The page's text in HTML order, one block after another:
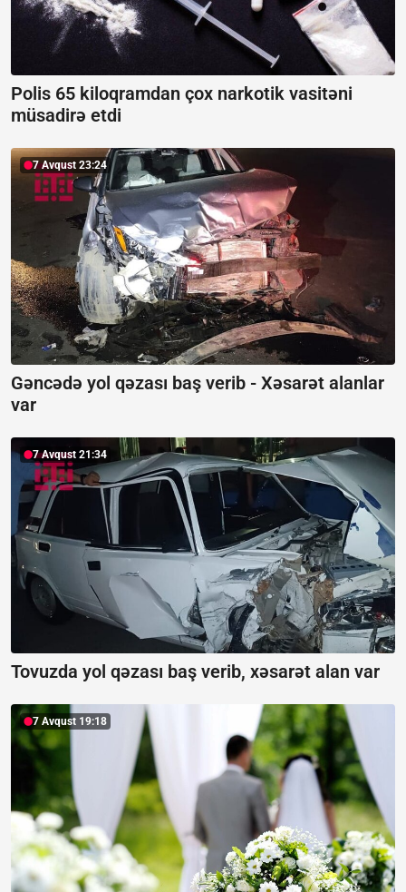
Polis 65 kiloqramdan çox narkotik vasitəni
müsadirə etdi
7 Avqust 23:24
Gəncədə yol qəzası baş verib - Xəsarət alanlar
var
7 Avqust 21:34
Tovuzda yol qəzası baş verib, xəsarət alan var
7 Avqust 19:18